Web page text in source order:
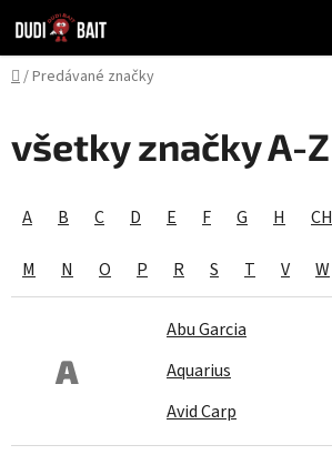
na
obsah
Domov
/Predávané značky
všetky značky A-Z
A B C D E F G H CH
M N O P R S T V W
A
Abu Garcia
Aquarius
Avid Carp